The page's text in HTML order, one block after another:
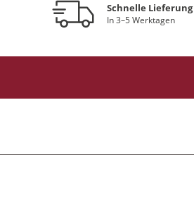
Schnelle Lieferung
In 3–5 Werktagen